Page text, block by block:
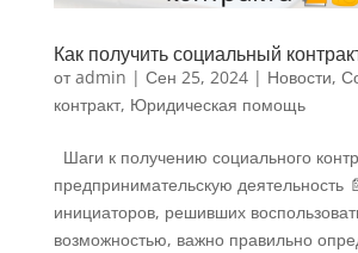
Как получить социальный
отadmin | Сен 25, 2024| Новости,
контракт, Юридическая помощь
Шаги к получению социального
предпринимательскую деятельность
инициаторов, решивших
возможностью, важно правильно